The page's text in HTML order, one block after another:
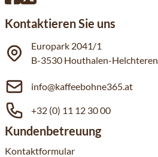
Kontaktieren Sie uns
Europark 2041/1
B-3530 Houthalen-Helchteren
info@kaffeebohne365.at
+32 (0) 11 12 30 00
Kundenbetreuung
Kontaktformular